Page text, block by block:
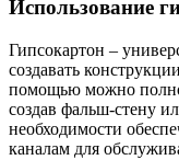
Использование
Гипсокартон –
создавать
помощью можно
создав фальш-стену
необходимости
каналам для